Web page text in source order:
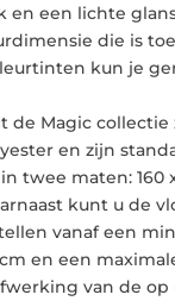
en een lichte
die is
kun je
de Magic
en zijn
twee maten: 160
kunt u de
vanaf een
cm en een
van de